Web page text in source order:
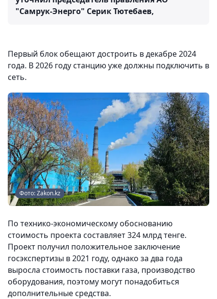
"Самрук-Энерго" Серик Тютебаев,
Первый блок обещают достроить в декабре 2024
года. В 2026 году станцию уже должны подключить в
сеть.
Фото: Zakon.kz
По технико-экономическому обоснованию
стоимость проекта составляет 324 млрд тенге.
Проект получил положительное заключение
госэкспертизы в 2021 году, однако за два года
выросла стоимость поставки газа, производство
оборудования, поэтому могут понадобиться
дополнительные средства.